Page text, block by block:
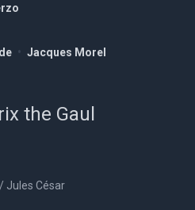
• Jacques Morel
the Gaul
Jules César